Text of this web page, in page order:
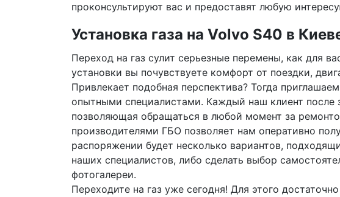
проконсультируют вас и предоставят любую
Установка газа на Volvo S40 в
Переход на газ сулит серьезные перемены, как для
установки вы почувствуете комфорт от поездки,
Привлекает подобная перспектива? Тогда
опытными специалистами. Каждый наш клиент после
позволяющая обращаться в любой момент за
производителями ГБО позволяет нам оперативно
распоряжении будет несколько вариантов,
наших специалистов, либо сделать выбор
фотогалереи.
Переходите на газ уже сегодня! Для этого